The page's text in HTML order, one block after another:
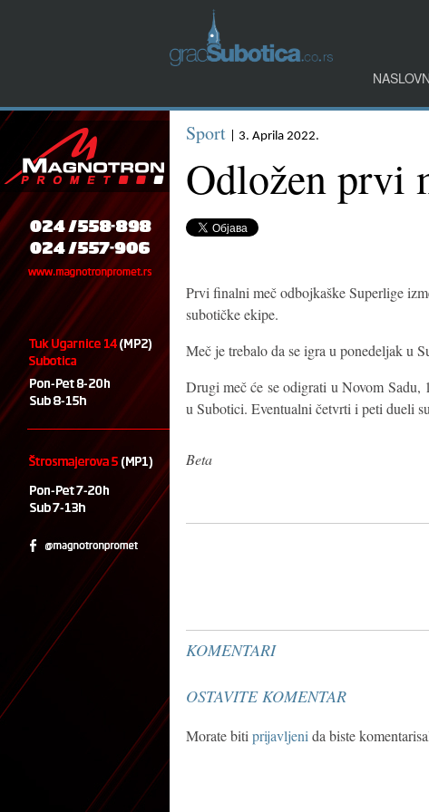
Sport | 3. Aprila 2022.
Odložen prvi
Prvi finalni meč odbojkaške Superlige
subotičke ekipe.
Meč je trebalo da se igra u ponedeljak u
Drugi meč će se odigrati u Novom
u Subotici. Eventualni četvrti i peti dueli
Beta
KOMENTARI
OSTAVITE KOMENTAR
Morate biti prijavljeni da biste